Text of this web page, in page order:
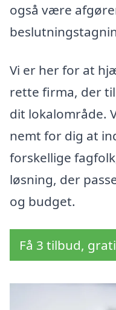
også være
Vi er her for at
rette firma, der
dit lokalområde.
nemt for dig at
forskellige
løsning, der
og budget.
Få 3 tilbud,